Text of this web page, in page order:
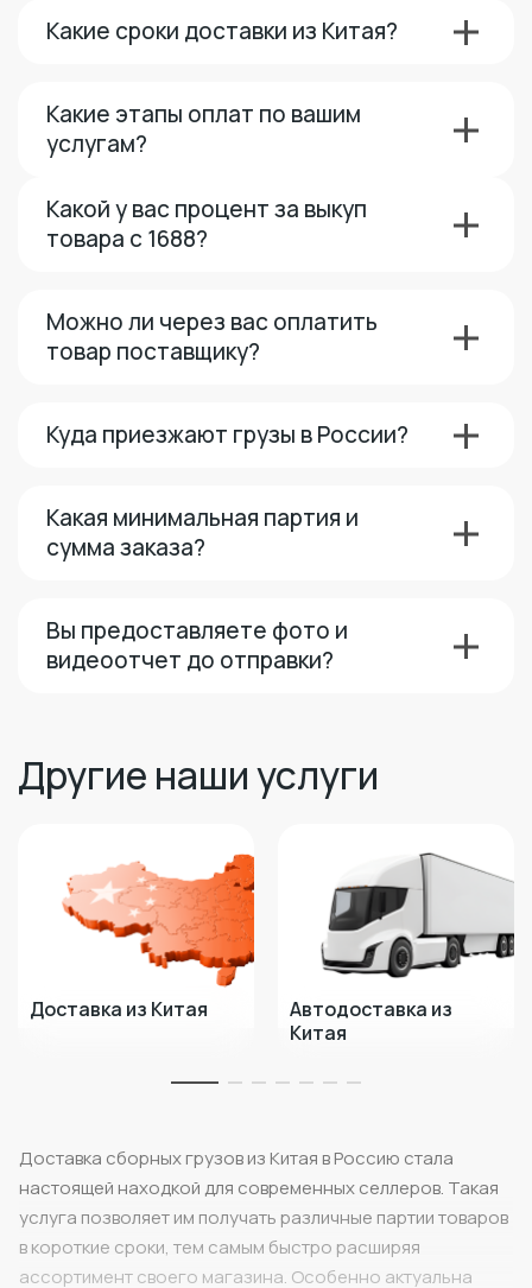
Какие сроки доставки из Китая?
Какие этапы оплат по вашим
услугам?
Какой у вас процент за выкуп
товара с 1688?
Можно ли через вас оплатить
товар поставщику?
Куда приезжают грузы в России?
Какая минимальная партия и
сумма заказа?
Вы предоставляете фото и
видеоотчет до отправки?
Другие наши услуги
Доставка из Китая
Автодоставка из
Китая
Доставка сборных грузов из Китая в Россию стала
настоящей находкой для современных селлеров. Такая
услуга позволяет им получать различные партии товаров
в короткие сроки, тем самым быстро расширяя
ассортимент своего магазина. Особенно актуальна